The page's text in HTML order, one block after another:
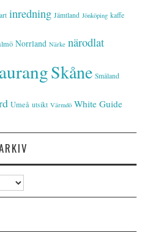
inredning Jämtland Jönköping kaffe
Norrland Närke närodlat
Skåne Småland
Umeå utsikt Värmdö White Guide